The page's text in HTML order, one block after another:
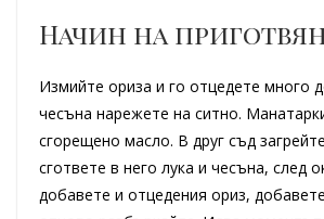
Начин на
Измийте ориза и го отцедете много
чесъна нарежете на ситно.
сгорещено масло. В друг съд
сгответе в него лука и чесъна, след
добавете и отцедения ориз,